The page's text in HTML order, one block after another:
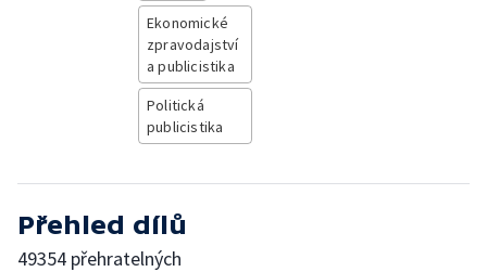
Ekonomické
zpravodajství
a publicistika
Politická
publicistika
Přehled dílů
49354 přehratelných